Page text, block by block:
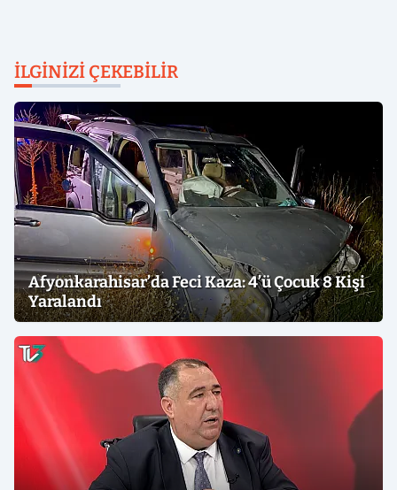
İLGINIZI ÇEKEBILIR
Afyonkarahisar’da Feci Kaza: 4’ü Çocuk 8 Kişi
Yaralandı